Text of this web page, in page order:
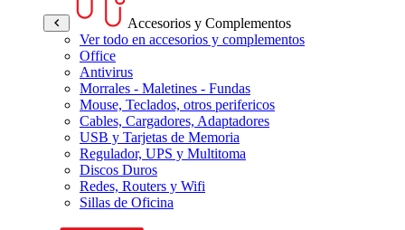
Accesorios y Complementos
Ver todo en accesorios y complementos
Office
Antivirus
Morrales - Maletines - Fundas
Mouse, Teclados, otros perifericos
Cables, Cargadores, Adaptadores
USB y Tarjetas de Memoria
Regulador, UPS y Multitoma
Discos Duros
Redes, Routers y Wifi
Sillas de Oficina